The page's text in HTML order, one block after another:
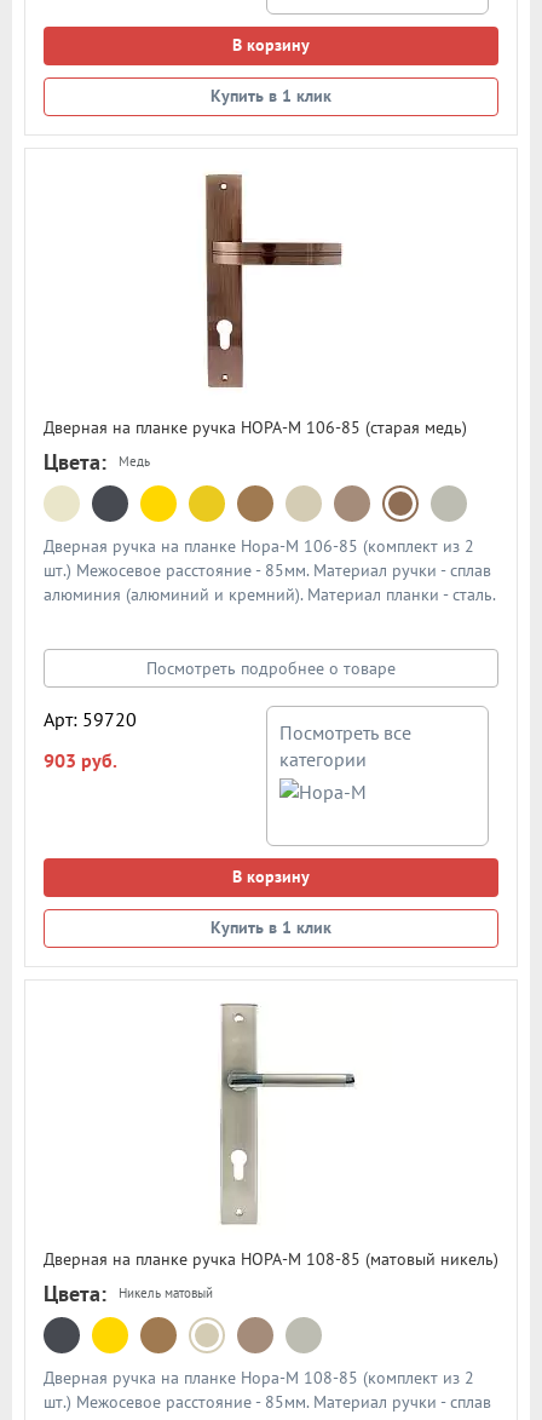
В корзину
Купить в 1 клик
Дверная на планке ручка НОРА-М 106-85 (старая медь)
Цвета: Медь
Дверная ручка на планке Нора-М 106-85 (комплект из 2
шт.) Межосевое расстояние - 85мм. Материал ручки - сплав
алюминия (алюминий и кремний). Материал планки - сталь.
Посмотреть подробнее о товаре
Арт: 59720
903 руб.
Посмотреть все
категории
В корзину
Купить в 1 клик
Дверная на планке ручка НОРА-М 108-85 (матовый никель)
Цвета: Никель матовый
Дверная ручка на планке Нора-М 108-85 (комплект из 2
шт.) Межосевое расстояние - 85мм. Материал ручки - сплав